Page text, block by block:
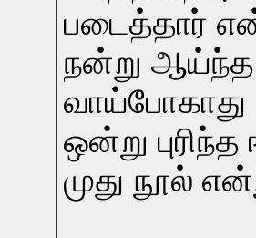
படைத்தார்
நன்று ஆய்ந்த
வாய்போகாது
ஒன்று
முது நூல்